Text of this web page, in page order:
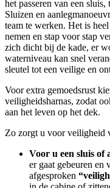
het passeren van een
Sluizen en
team te werken. Het is
nemen en stap voor stap
zich dicht bij de kade, er
waterniveau kan snel
sleutel tot een veilige en
Voor extra gemoedsrust
veiligheidsharnas, zodat
aan het leven op het dek.
Zo zorgt u voor veiligheid
Voor u een sluis of
er gaat gebeuren en
afgesproken